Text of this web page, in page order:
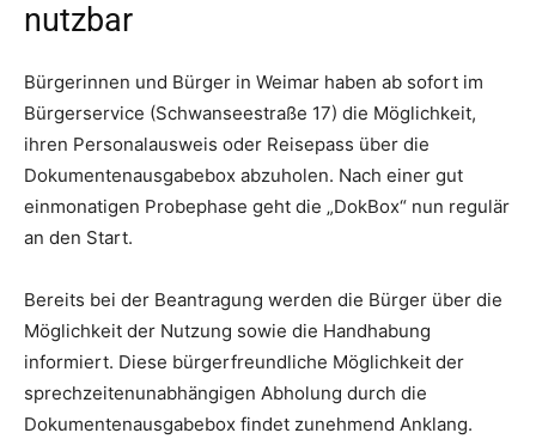
nutzbar
Bürgerinnen und Bürger in Weimar haben ab sofort im
Bürgerservice (Schwanseestraße 17) die Möglichkeit,
ihren Personalausweis oder Reisepass über die
Dokumentenausgabebox abzuholen. Nach einer gut
einmonatigen Probephase geht die „DokBox“ nun regulär
an den Start.
Bereits bei der Beantragung werden die Bürger über die
Möglichkeit der Nutzung sowie die Handhabung
informiert. Diese bürgerfreundliche Möglichkeit der
sprechzeitenunabhängigen Abholung durch die
Dokumentenausgabebox findet zunehmend Anklang.